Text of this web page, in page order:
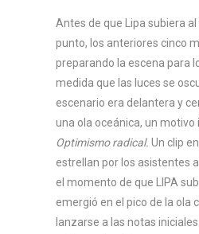
Antes de que Lipa subiera
punto, los anteriores cinco
preparando la escena para
medida que las luces se
escenario era delantera y
una ola oceánica, un
Optimismo radical. Un clip
estrellan por los asistentes
el momento de que LIPA
emergió en el pico de la ola
lanzarse a las notas